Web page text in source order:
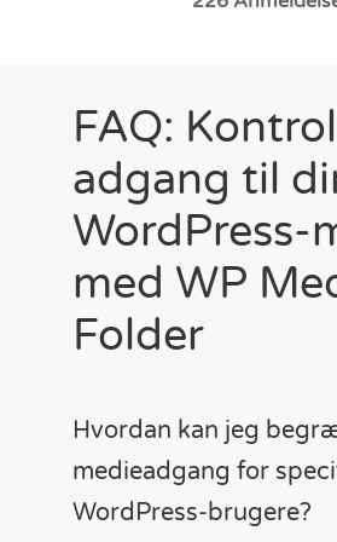
FAQ:
adgang til
WordPress-
med WP
Folder
Hvordan kan jeg
medieadgang for
WordPress-brugere?